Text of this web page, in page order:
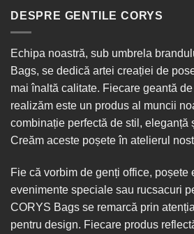
DESPRE GENTILE CORYS
Echipa noastră, sub umbrela
Bags, se dedică artei creației de
mai înaltă calitate. Fiecare geantă
realizăm este un produs al muncii
combinație perfectă de stil, eleganță
Creăm aceste poșete în atelierul
Fie că vorbim de genți office, poșete
evenimente speciale sau rucsacuri
CORYS Bags se remarcă prin
pentru design. Fiecare produs